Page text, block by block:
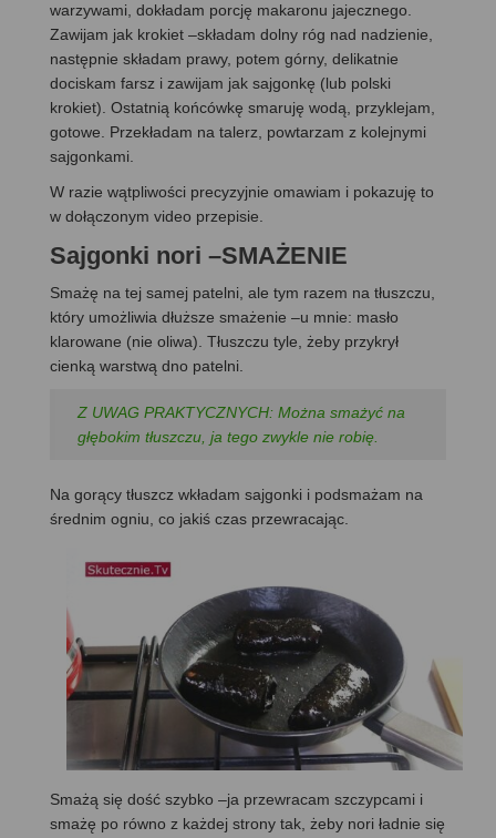
warzywami, dokładam porcję makaronu jajecznego.
Zawijam jak krokiet –składam dolny róg nad nadzienie,
następnie składam prawy, potem górny, delikatnie
dociskam farsz i zawijam jak sajgonkę (lub polski
krokiet). Ostatnią końcówkę smaruję wodą, przyklejam,
gotowe. Przekładam na talerz, powtarzam z kolejnymi
sajgonkami.
W razie wątpliwości precyzyjnie omawiam i pokazuję to
w dołączonym video przepisie.
Sajgonki nori –SMAŻENIE
Smażę na tej samej patelni, ale tym razem na tłuszczu,
który umożliwia dłuższe smażenie –u mnie: masło
klarowane (nie oliwa). Tłuszczu tyle, żeby przykrył
cienką warstwą dno patelni.
Z UWAG PRAKTYCZNYCH: Można smażyć na
głębokim tłuszczu, ja tego zwykle nie robię.
Na gorący tłuszcz wkładam sajgonki i podsmażam na
średnim ogniu, co jakiś czas przewracając.
Smażą się dość szybko –ja przewracam szczypcami i
smażę po równo z każdej strony tak, żeby nori ładnie się